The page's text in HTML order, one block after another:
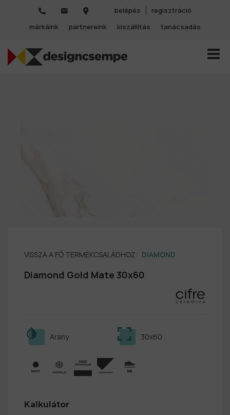
belépés
regisztráció
márkáink
partnereink kiszállítás tanácsadás
VISSZA A FŐ TERMÉKCSALÁDHOZ: DIAMOND
Diamond Gold Mate 30x60
30x60
Arany
Kalkulátor